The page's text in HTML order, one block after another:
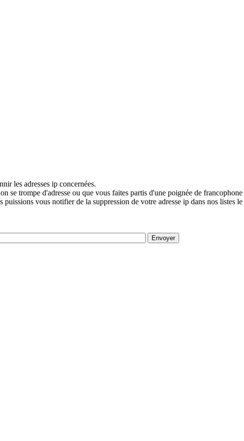
les adresses ip concernées.
se trompe d'adresse ou que vous faites partis d'une poignée de
vous notifier de la suppression de votre adresse ip dans nos listes